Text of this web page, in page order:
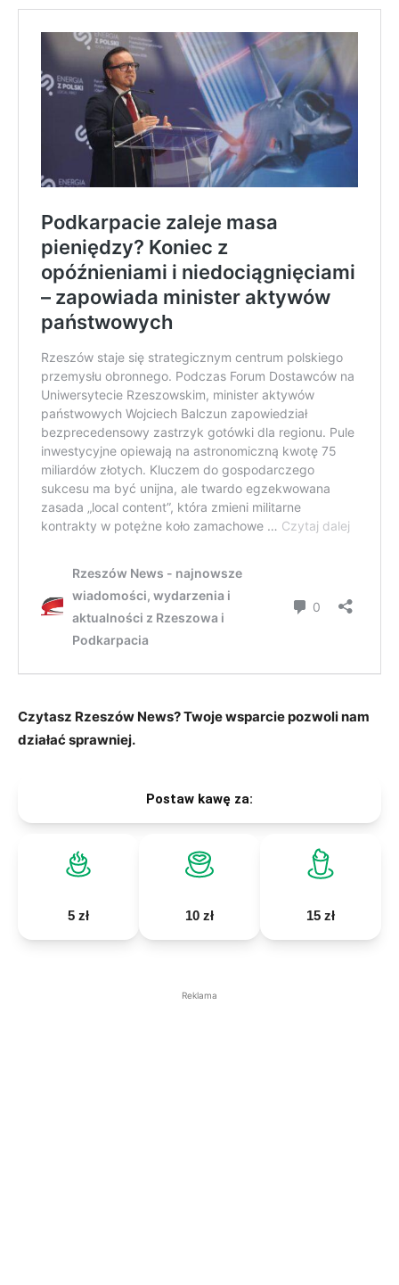
Czytasz Rzeszów News? Twoje wsparcie pozwoli nam
działać sprawniej.
Postaw kawę za:
5 zł 10 zł 15 zł
Reklama